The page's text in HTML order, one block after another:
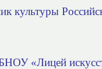
культуры
«Лицей